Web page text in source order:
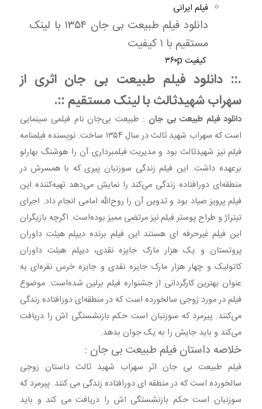
فیلم ایرانی
دانلود فیلم طبیعت بی جان ۱۳۵۴ با لینک
مستقیم با ۱ کیفیت
کیفیت ۳۶۰p
.:: دانلود فیلم طبیعت بی جان اثری از
سهراب شهیدثالث با لینک مستقیم ::.
دانلود فیلم طبیعت بی جان : طبیعت بی‌جان نام فیلمی سینمایی
است که سهراب شهید ثالث در سال ۱۳۵۴ ساخت. نویسنده فیلمنامه
فیلم نیز شهیدثالث بود و مدیریت فیلمبرداری آن را هوشنگ بهارلو
برعهده داشت. این فیلم زندگی سوزنبان پیری که با همسرش در
منطقه‌ای دورافتاده زندگی می‌کند را نمایش می‌دهد تهیه‌کننده این
فیلم پرویز صیاد بود و تدوین آن را روح‌الله امامی انجام داد. اجرای
تیتراژ و طراح پوستر فیلم نیز مرتضی ممیز بوده‌است. اگرچه بازیگران
این فیلم غیرحرفه ای هستند این فیلم برنده دیپلم هیئت داوران
پروتستان و یک هزار مارک جایزه نقدی، دیپلم هیئت داوران
کاتولیک و چهار هزار مارک جایزه نقدی و جایزه خرس نقره‌ای به
عنوان بهترین کارگردانی از جشنواره فیلم برلین شده‌است. موضوع
فیلم در مورد زوجی سالخورده است که در منطقه‌ای دورافتاده زندگی
می‌کنند. پیرمرد که سوزنبان است حکم بازنشستگی اش را دریافت
می‌کند و باید جایش را به یک جوان بدهد.
خلاصه داستان فیلم طبیعت بی جان :
فیلم طبیعت بی جان اثر سهراب شهید ثالث داستان زوجی
سالخورده است که در منطقه ای دورافتاده زندگی می کنند. پیرمرد که
سوزنبان است حکم بازنشستگی اش را دریافت می کند و باید